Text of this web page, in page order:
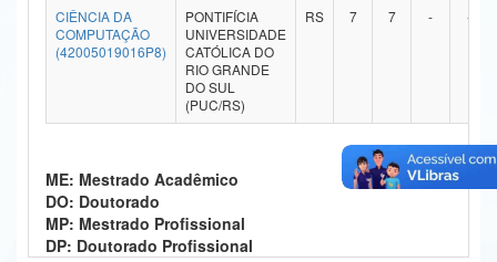
Ministério da Ciência, Tecnologia, Inovações e Comunicações
Controladoria-Geral da União
Ministério da Mulher, da Família e dos Direitos Humanos
CIÊNCIA DA
COMPUTAÇÃO
(42005019016P8)
PONTIFÍCIA
UNIVERSIDADE
CATÓLICA DO
RIO GRANDE
DO SUL
(PUC/RS)
RS 7 7 - -
ME: Mestrado Acadêmico
DO: Doutorado
MP: Mestrado Profissional
DP: Doutorado Profissional